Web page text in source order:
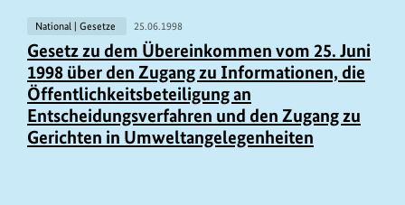
National | Gesetze 25.06.1998
Gesetz zu dem Übereinkommen vom 25. Juni
1998 über den Zugang zu Informationen, die
Öffentlichkeitsbeteiligung an
Entscheidungsverfahren und den Zugang zu
Gerichten in Umweltangelegenheiten